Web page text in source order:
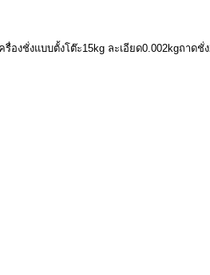
งชั่งแบบตั้งโต๊ะ15kg ละเอียด0.002kgถาดชั่